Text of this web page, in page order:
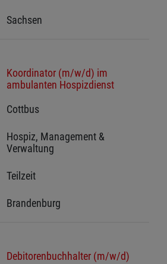
Sachsen
Koordinator (m/w/d) im
ambulanten Hospizdienst
Cottbus
Hospiz, Management &
Verwaltung
Teilzeit
Brandenburg
Debitorenbuchhalter (m/w/d)